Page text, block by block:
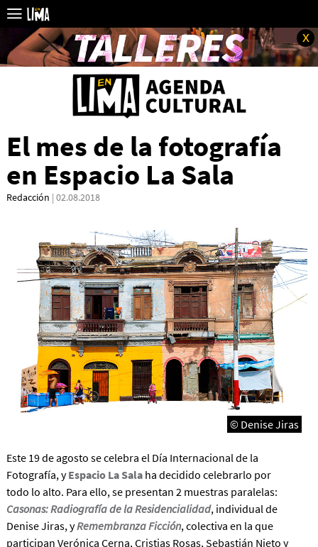
x
El mes de la fotografía
en Espacio La Sala
Redacción | 02.08.2018
© Denise Jiras
Este 19 de agosto se celebra el Día Internacional de la
Fotografía, yEspacio La Salaha decidido celebrarlo por
todo lo alto. Para ello, se presentan 2 muestras paralelas:
Casonas: Radiografía de la Residencialidad, individual de
Denise Jiras, yRemembranza Ficción, colectiva en la que
participan Verónica Cerna, Cristias Rosas, Sebastián Nieto y